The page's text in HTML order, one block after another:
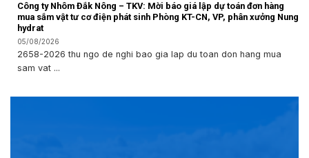
Công ty Nhôm Đắk Nông – TKV: Mời báo giá lập dự toán đơn hàng
mua sắm vật tư cơ điện phát sinh Phòng KT-CN, VP, phân xưởng Nung
hydrat
05/08/2026
2658-2026 thu ngo de nghi bao gia lap du toan don hang mua
sam vat ...